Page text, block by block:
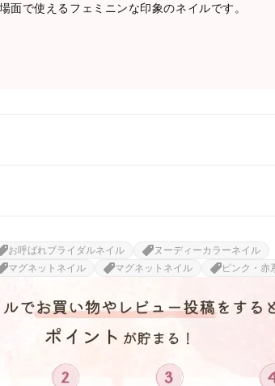
で使えるフェミニンな印象のネイルです。
お呼ばれブライダルネイル
ヌーディーカラーネイル
マグネットネイル マグネットネイル ピンク・赤